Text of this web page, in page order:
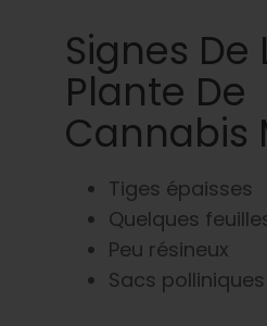
Signes De
Plante De
Cannabis
Tiges épaisses
Quelques
Peu résineux
Sacs